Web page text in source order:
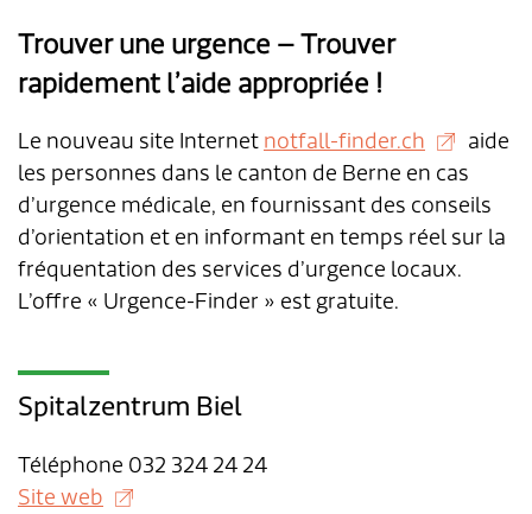
Trouver une urgence – Trouver
rapidement l’aide appropriée !
Le nouveau site Internetnotfall-finder.ch
aide
les personnes dans le canton de Berne en cas
d’urgence médicale, en fournissant des conseils
d’orientation et en informant en temps réel sur la
fréquentation des services d’urgence locaux.
L’offre « Urgence-Finder » est gratuite.
Spitalzentrum Biel
Téléphone 032 324 24 24
Site web